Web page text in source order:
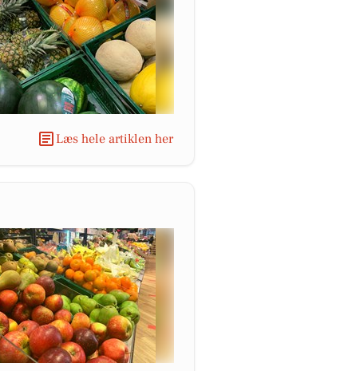
Læs hele artiklen her